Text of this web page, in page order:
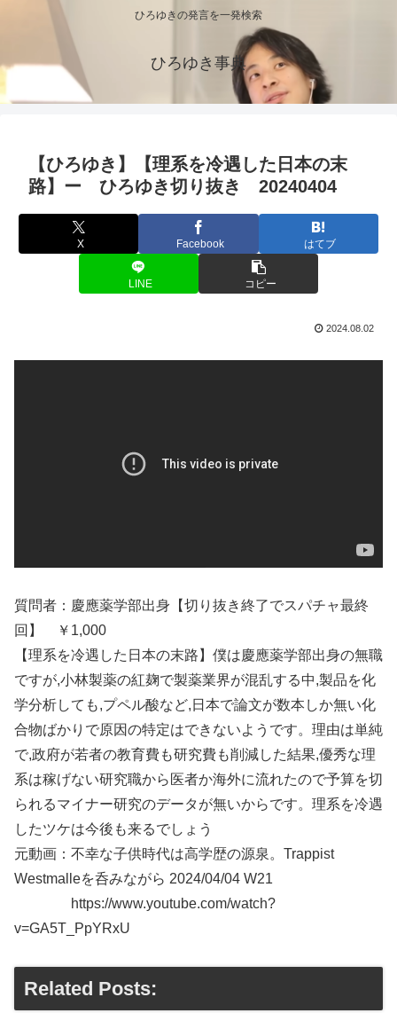
ひろゆきの発言を一発検索
ひろゆき事典
【ひろゆき】【理系を冷遇した日本の末
路】ー ひろゆき切り抜き 20240404
X Facebook はてブ
LINE コピー
2024.08.02
質問者：慶應薬学部出身【切り抜き終了でスパチャ最終
回】 ￥1,000
【理系を冷遇した日本の末路】僕は慶應薬学部出身の無職
ですが,小林製薬の紅麹で製薬業界が混乱する中,製品を化
学分析しても,プペル酸など,日本で論文が数本しか無い化
合物ばかりで原因の特定はできないようです。理由は単純
で,政府が若者の教育費も研究費も削減した結果,優秀な理
系は稼げない研究職から医者か海外に流れたので予算を切
られるマイナー研究のデータが無いからです。理系を冷遇
したツケは今後も来るでしょう
元動画：不幸な子供時代は高学歴の源泉。Trappist
Westmalleを呑みながら 2024/04/04 W21
https://www.youtube.com/watch?
v=GA5T_PpYRxU
Related Posts: